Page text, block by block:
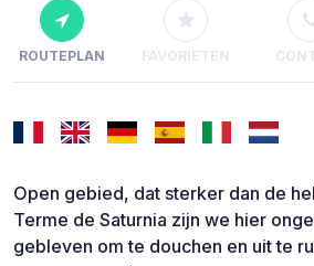
ROUTEPLAN FAVORIETEN
Open gebied, dat sterker dan de
Terme de Saturnia zijn we hier
gebleven om te douchen en uit te